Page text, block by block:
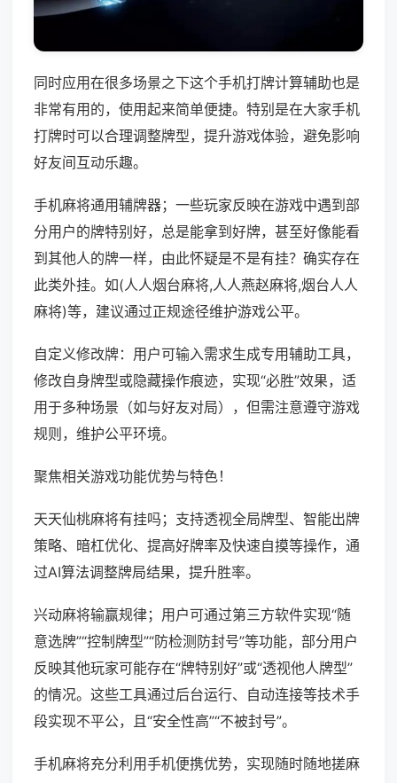
同时应用在很多场景之下这个手机打牌计算辅助也是
非常有用的，使用起来简单便捷。特别是在大家手机
打牌时可以合理调整牌型，提升游戏体验，避免影响
好友间互动乐趣。
手机麻将通用辅牌器；一些玩家反映在游戏中遇到部
分用户的牌特别好，总是能拿到好牌，甚至好像能看
到其他人的牌一样，由此怀疑是不是有挂？确实存在
此类外挂。如(人人烟台麻将,人人燕赵麻将,烟台人人
麻将)等，建议通过正规途径维护游戏公平。
自定义修改牌：用户可输入需求生成专用辅助工具，
修改自身牌型或隐藏操作痕迹，实现“必胜”效果，适
用于多种场景（如与好友对局），但需注意遵守游戏
规则，维护公平环境。
聚焦相关游戏功能优势与特色！
天天仙桃麻将有挂吗；支持透视全局牌型、智能出牌
策略、暗杠优化、提高好牌率及快速自摸等操作，通
过AI算法调整牌局结果，提升胜率。
兴动麻将输赢规律；用户可通过第三方软件实现“随
意选牌”“控制牌型”“防检测防封号”等功能，部分用户
反映其他玩家可能存在“牌特别好”或“透视他人牌型”
的情况。这些工具通过后台运行、自动连接等技术手
段实现不平公，且“安全性高”“不被封号”。
手机麻将充分利用手机便携优势，实现随时随地搓麻